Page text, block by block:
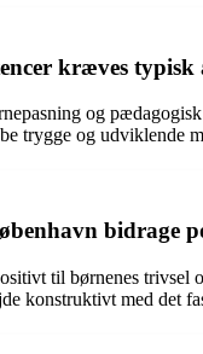
kræves
og
trygge og udviklende
bidrage
til børnenes
konstruktivt med det